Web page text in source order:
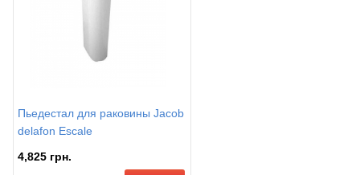
Пьедестал для раковины Jacob
delafon Escale
4,825 грн.